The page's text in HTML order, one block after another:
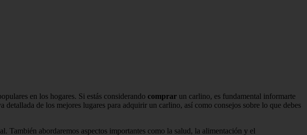
en los hogares. Si estás considerando comprar un carlino, es fundamental informarte
de los mejores lugares para adquirir un carlino, así como consejos sobre lo que debes
También abordaremos aspectos importantes como la salud, la alimentación y el